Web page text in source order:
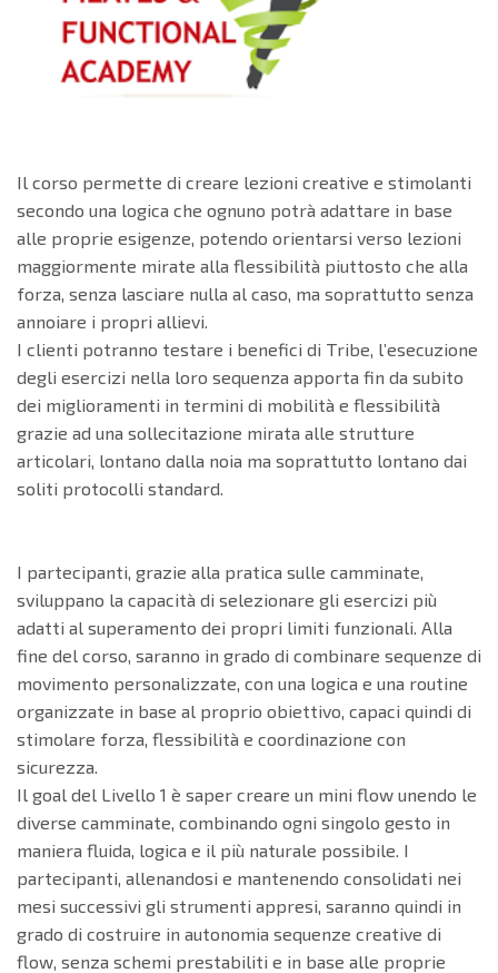
Il corso permette di creare lezioni creative e stimolanti
secondo una logica che ognuno potrà adattare in base
alle proprie esigenze, potendo orientarsi verso lezioni
maggiormente mirate alla flessibilità piuttosto che alla
forza, senza lasciare nulla al caso, ma soprattutto senza
annoiare i propri allievi.
I clienti potranno testare i benefici di Tribe, l’esecuzione
degli esercizi nella loro sequenza apporta fin da subito
dei miglioramenti in termini di mobilità e flessibilità
grazie ad una sollecitazione mirata alle strutture
articolari, lontano dalla noia ma soprattutto lontano dai
soliti protocolli standard.
I partecipanti, grazie alla pratica sulle camminate,
sviluppano la capacità di selezionare gli esercizi più
adatti al superamento dei propri limiti funzionali. Alla
fine del corso, saranno in grado di combinare sequenze di
movimento personalizzate, con una logica e una routine
organizzate in base al proprio obiettivo, capaci quindi di
stimolare forza, flessibilità e coordinazione con
sicurezza.
Il goal del Livello 1 è saper creare un mini flow unendo le
diverse camminate, combinando ogni singolo gesto in
maniera fluida, logica e il più naturale possibile. I
partecipanti, allenandosi e mantenendo consolidati nei
mesi successivi gli strumenti appresi, saranno quindi in
grado di costruire in autonomia sequenze creative di
flow, senza schemi prestabiliti e in base alle proprie